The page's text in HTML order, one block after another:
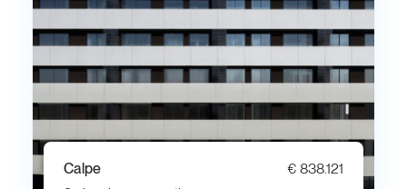
Calpe
€ 838.121